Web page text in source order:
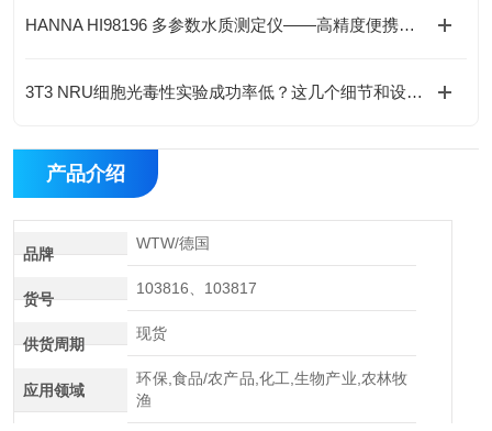
HANNA HI98196 多参数水质测定仪——高精度便携式水质分析解决方案
3T3 NRU细胞光毒性实验成功率低？这几个细节和设备选型很关键
产品介绍
品牌
WTW/德国
货号
103816、103817
供货周期
现货
应用领域
环保,食品/农产品,化工,生物产业,农林牧
渔